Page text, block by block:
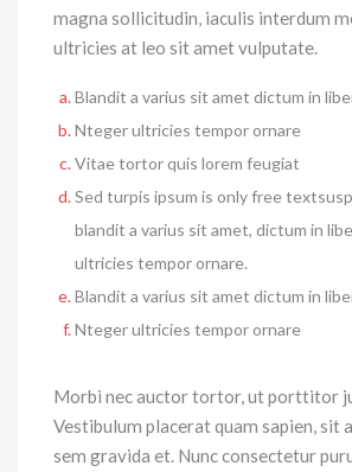
magna sollicitudin, iaculis interdum
ultricies at leo sit amet vulputate.
Blandit a varius sit amet dictum in
Nteger ultricies tempor ornare
Vitae tortor quis lorem feugiat
Sed turpis ipsum is only free
blandit a varius sit amet, dictum in
ultricies tempor ornare.
Blandit a varius sit amet dictum in
Nteger ultricies tempor ornare
Morbi nec auctor tortor, ut porttitor
Vestibulum placerat quam sapien, sit
sem gravida et. Nunc consectetur